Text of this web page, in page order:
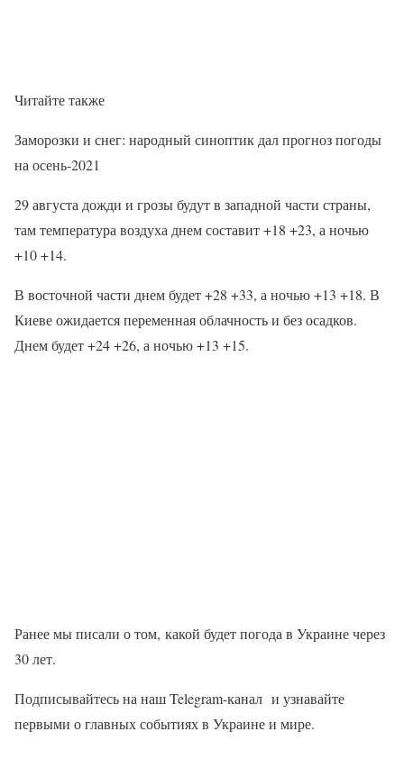
Читайте также
Заморозки и снег: народный синоптик дал прогноз погоды
на осень-2021
29 августа дожди и грозы будут в западной части страны,
там температура воздуха днем составит +18 +23, а ночью
+10 +14.
В восточной части днем будет +28 +33, а ночью +13 +18. В
Киеве ожидается переменная облачность и без осадков.
Днем будет +24 +26, а ночью +13 +15.
Ранее мы писали о том, какой будет погода в Украине через
30 лет.
Подписывайтесь на наш Telegram-канал и узнавайте
первыми о главных событиях в Украине и мире.